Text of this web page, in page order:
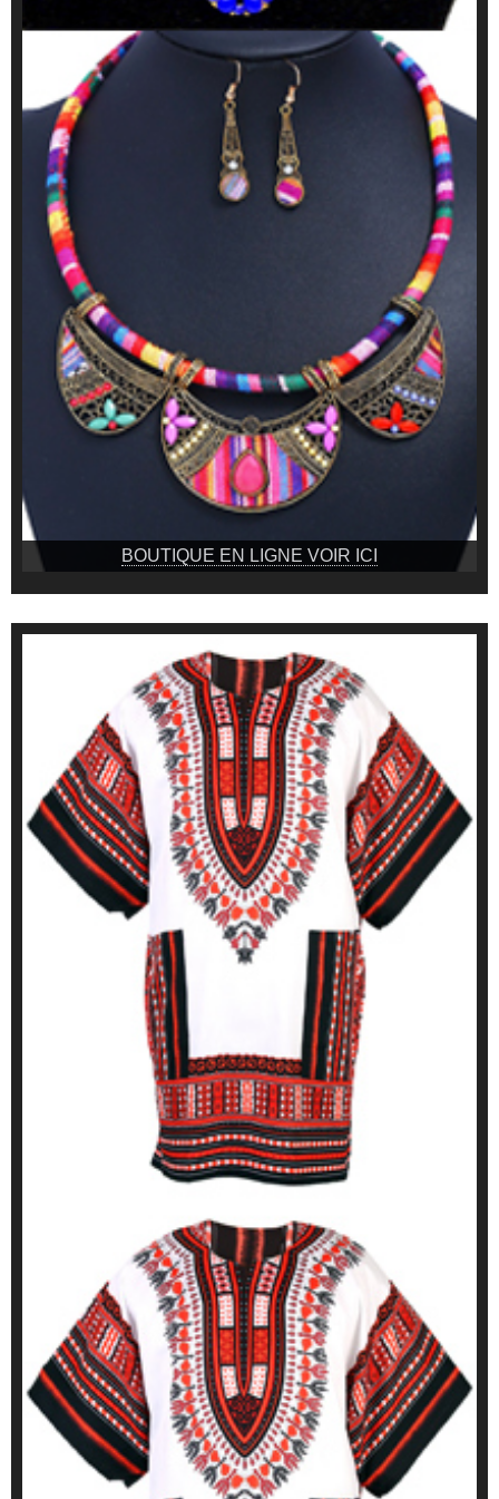
BOUTIQUE EN LIGNE VOIR ICI